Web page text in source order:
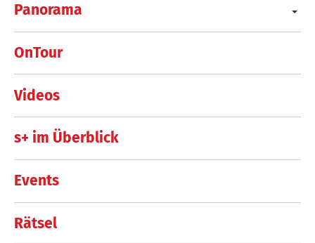
Panorama
OnTour
Videos
s+ im Überblick
Events
Rätsel